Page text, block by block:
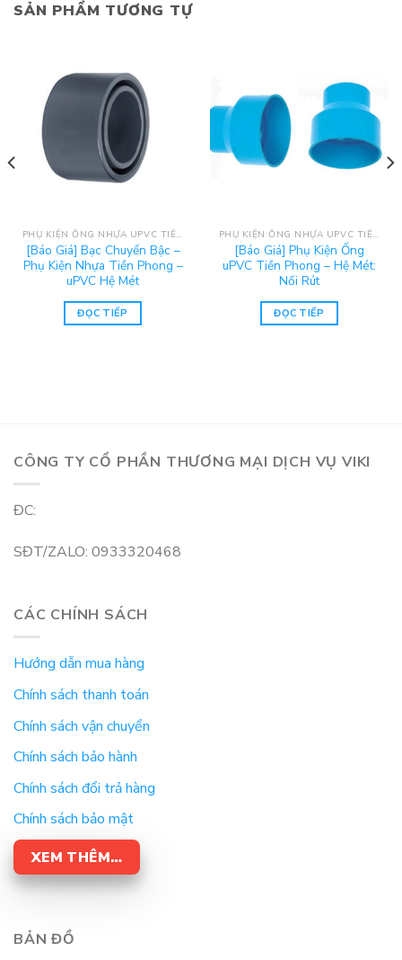
SẢN PHẨM TƯƠNG TỰ
PHỤ KIỆN ỐNG NHỰA UPVC TIỀN PHONG
[Báo Giá] Bạc Chuyển Bậc –
Phụ Kiện Nhựa Tiền Phong –
uPVC Hệ Mét
ĐỌC TIẾP
PHỤ KIỆN ỐNG NHỰA UPVC TIỀN PHONG
[Báo Giá] Phụ Kiện Ống
uPVC Tiền Phong – Hệ Mét:
Nối Rút
ĐỌC TIẾP
CÔNG TY CỔ PHẦN THƯƠNG MẠI DỊCH VỤ VIKI
ĐC:
SĐT/ZALO: 0933320468
CÁC CHÍNH SÁCH
Hướng dẫn mua hàng
Chính sách thanh toán
Chính sách vận chuyển
Chính sách bảo hành
Chính sách đổi trả hàng
Chính sách bảo mật
XEM THÊM…
BẢN ĐỒ